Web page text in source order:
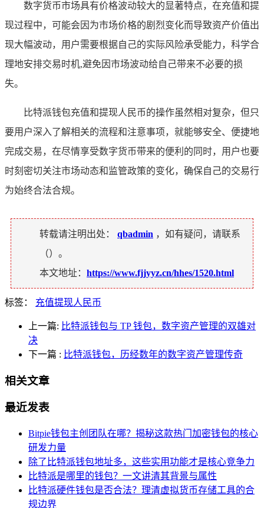
数字货币市场具有价格波动较大的显著特点，在充值和提
现过程中，可能会因为市场价格的剧烈变化而导致资产价值出
现大幅波动，用户需要根据自己的实际风险承受能力，科学合
理地安排交易时机,避免因市场波动给自己带来不必要的损
失。
比特派钱包充值和提现人民币的操作虽然相对复杂，但只
要用户深入了解相关的流程和注意事项，就能够安全、便捷地
完成交易，在尽情享受数字货币带来的便利的同时，用户也要
时刻密切关注市场动态和监管政策的变化，确保自己的交易行
为始终合法合规。
转载请注明出处： qbadmin ，如有疑问，请联系
（）。
本文地址： https://www.fjjyyz.cn/hhes/1520.html
标签： 充值提现人民币
上一篇: 比特派钱包与 TP 钱包，数字资产管理的双雄对
决
下一篇 : 比特派钱包，历经数年的数字资产管理传奇
相关文章
最近发表
Bitpie钱包主创团队在哪？揭秘这款热门加密钱包的核心
研发力量
除了比特派钱包地址多，这些实用功能才是核心竞争力
比特派是哪里的钱包？一文讲清其背景与属性
比特派硬件钱包是否合法？理清虚拟货币存储工具的合
规边界